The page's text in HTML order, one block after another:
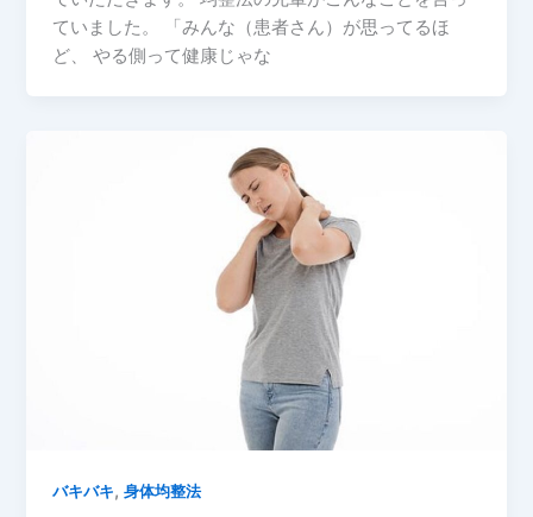
ていました。 「みんな（患者さん）が思ってるほ
ど、 やる側って健康じゃな
バキバキ,身体均整法